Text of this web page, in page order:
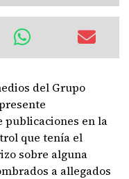
del Grupo
publicaciones en la
que tenía el
sobre alguna
a allegados